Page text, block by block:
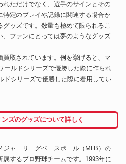
れただけでなく、選手のサインとその
特定のプレイや記録に関連する場合が
グッズです。数量も極めて限られるこ
、ファンにとっては夢のようなグッズ
買取されています。例を挙げると、マ
ールドシリーズで優勝した際に作られ
ドシリーズで優勝した際に着用してい
ズのグッズについて詳しく
ジャーリーグベースボール（MLB）の
するプロ野球チームです。1993年に